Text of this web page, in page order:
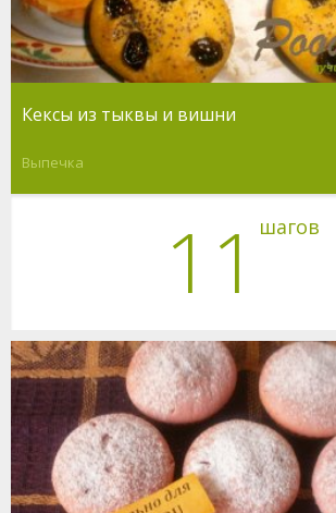
Кексы из тыквы и вишни
Выпечка
11 шагов